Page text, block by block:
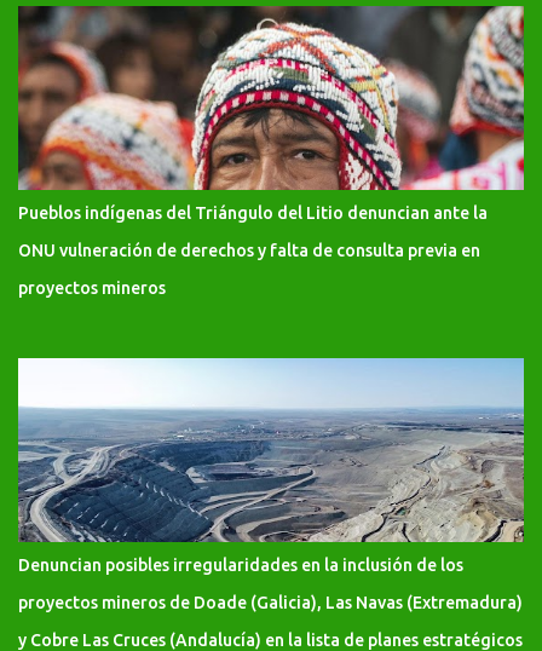
Pueblos indígenas del Triángulo del Litio denuncian ante la
ONU vulneración de derechos y falta de consulta previa en
proyectos mineros
Denuncian posibles irregularidades en la inclusión de los
proyectos mineros de Doade (Galicia), Las Navas (Extremadura)
y Cobre Las Cruces (Andalucía) en la lista de planes estratégicos